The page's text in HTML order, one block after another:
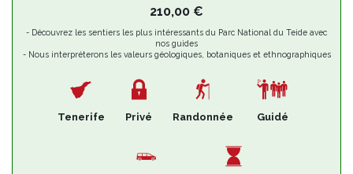
210,00 €
- Découvrez les sentiers les plus intéressants du Parc National du Teide avec
nos guides
- Nous interpréterons les valeurs géologiques, botaniques et ethnographiques
Patrimoine Mondial de l'UNESCO
Tenerife Privé Randonnée Guidé